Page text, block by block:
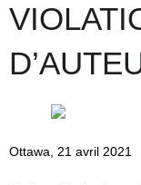
Ottawa, 21 avril 2021